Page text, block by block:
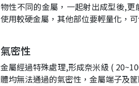
物性不同的金屬，一起射出成型後,
使用較硬金屬，其他部位要輕量化，
氣密性
金屬經過特殊處理,形成奈米級 (
體均無法通過的氣密性，金屬端子及